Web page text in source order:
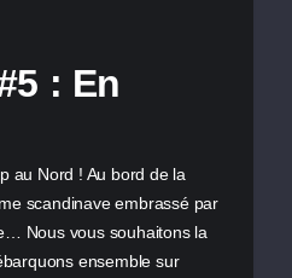
: En
au Nord ! Au bord de la
scandinave embrassé par
Nous vous souhaitons la
ensemble sur